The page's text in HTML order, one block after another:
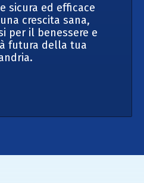
sicura ed efficace
crescita sana,
per il benessere e
futura della tua